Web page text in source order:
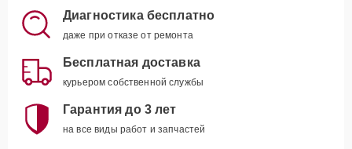
Диагностика бесплатно
даже при отказе от ремонта
Бесплатная доставка
курьером собственной службы
Гарантия до 3 лет
на все виды работ и запчастей